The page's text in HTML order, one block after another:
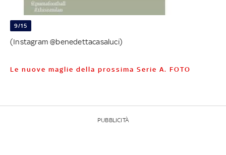
9/15
(Instagram @benedettacasaluci)
Le nuove maglie della prossima Serie A. FOTO
PUBBLICITÀ